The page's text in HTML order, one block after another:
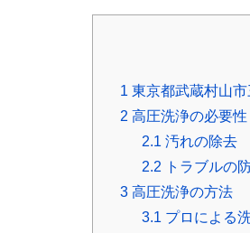
1 東京都武蔵村山
2 高圧洗浄の必要性
2.1 汚れの除去
2.2 トラブルの
3 高圧洗浄の方法
3.1 プロによる